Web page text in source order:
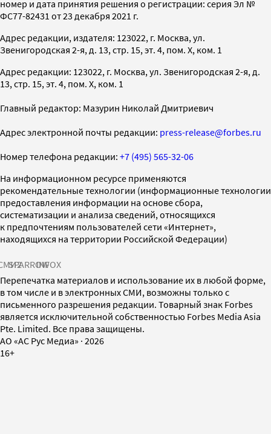
номер и дата принятия решения о регистрации: серия Эл №
ФС77-82431 от 23 декабря 2021 г.
Адрес редакции, издателя: 123022, г. Москва, ул.
Звенигородская 2-я, д. 13, стр. 15, эт. 4, пом. X, ком. 1
Адрес редакции: 123022, г. Москва, ул. Звенигородская 2-я, д.
13, стр. 15, эт. 4, пом. X, ком. 1
Главный редактор: Мазурин Николай Дмитриевич
Адрес электронной почты редакции: press-release@forbes.ru
Номер телефона редакции: +7 (495) 565-32-06
На информационном ресурсе применяются
рекомендательные технологии (информационные технологии
предоставления информации на основе сбора,
систематизации и анализа сведений, относящихся
к предпочтениям пользователей сети «Интернет»,
находящихся на территории Российской Федерации)
SPARROWINFOX
Перепечатка материалов и использование их в любой форме,
в том числе и в электронных СМИ, возможны только с
письменного разрешения редакции. Товарный знак Forbes
является исключительной собственностью Forbes Media Asia
Pte. Limited. Все права защищены.
AO «АС Рус Медиа» · 2026
16+